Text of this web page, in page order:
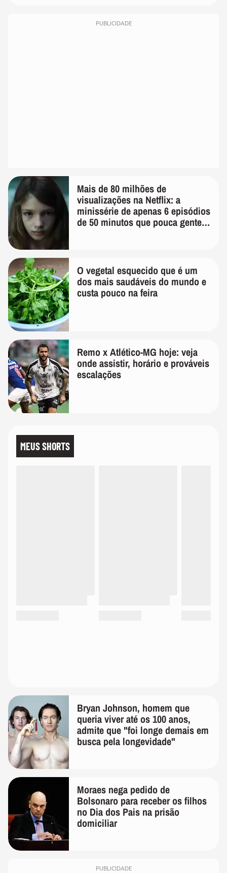
PUBLICIDADE
Mais de 80 milhões de
visualizações na Netflix: a
minissérie de apenas 6 episódios
de 50 minutos que pouca gente
O vegetal esquecido que é um
dos mais saudáveis do mundo e
custa pouco na feira
Remo x Atlético-MG hoje: veja
onde assistir, horário e prováveis
escalações
MEUS SHORTS
Bryan Johnson, homem que
queria viver até os 100 anos,
admite que "foi longe demais em
busca pela longevidade"
Moraes nega pedido de
Bolsonaro para receber os filhos
no Dia dos Pais na prisão
domiciliar
PUBLICIDADE